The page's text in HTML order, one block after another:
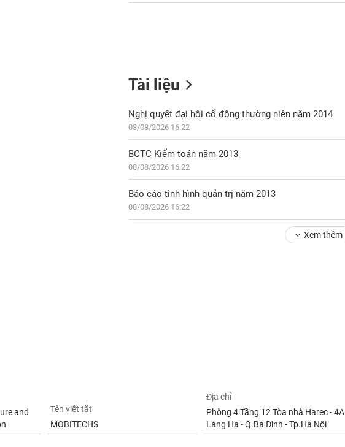
Tài liệu
Nghị quyết đại hội cổ đông thường niên năm 2014
08/08/2026 16:22
BCTC Kiểm toán năm 2013
08/08/2026 16:22
Báo cáo tình hình quản trị năm 2013
08/08/2026 16:22
Xem thêm
and
Tên viết tắt
MOBITECHS
Địa chỉ
Phòng 4 Tầng 12 Tòa nhà Harec - 4A
Láng Hạ - Q.Ba Đình - Tp.Hà Nội